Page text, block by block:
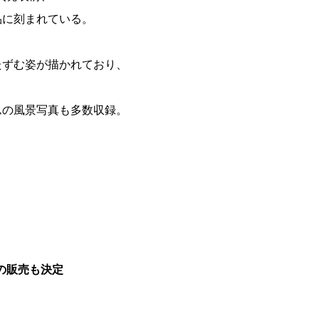
刻まれている。
む姿が描かれており、
風景写真も多数収録。
販売も決定